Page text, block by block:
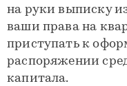
на руки выписку
ваши права на
приступать к
распоряжении
капитала.